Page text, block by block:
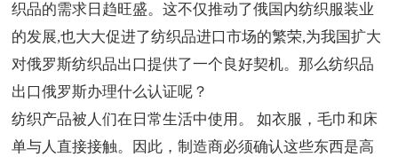
织品的需求日趋旺盛。这不仅推动了俄国内纺织服装业
的发展,也大大促进了纺织品进口市场的繁荣,为我国扩大
对俄罗斯纺织品出口提供了一个良好契机。那么纺织品
出口俄罗斯办理什么认证呢？
纺织产品被人们在日常生活中使用。 如衣服，毛巾和床
单与人直接接触。因此，制造商必须确认这些东西是高